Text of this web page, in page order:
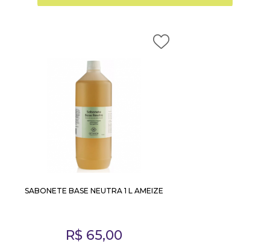
SABONETE BASE NEUTRA 1 L AMEIZE
R$ 65,00